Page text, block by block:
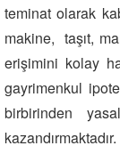
teminat olarak
makine, taşıt,
erişimini kolay
gayrimenkul
birbirinden
kazandırmaktadır.